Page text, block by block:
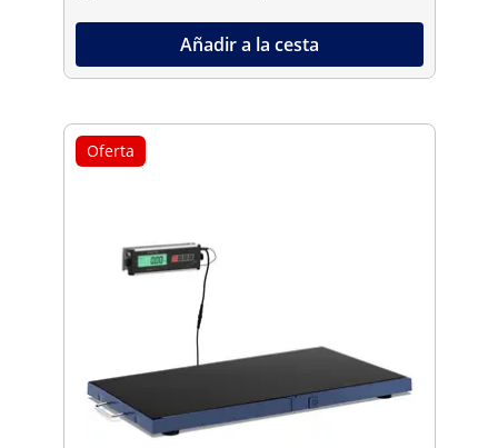
Añadir a la cesta
Oferta